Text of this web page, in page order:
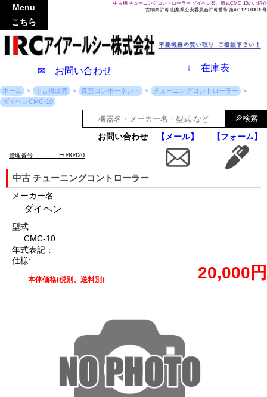
中古機 チューニングコントローラー ダイヘン製、型式CMC-10のご紹介
古物商許可 山梨県公安委員会許可番号 第471121800039号
✉ お問い合わせ ↓ 在庫表
Menu
こちら
ホーム 中古機販売 真空コンポーネント
チューニングコントローラー
ダイヘンCMC-10
お問い合わせ 【メール】 【フォーム】
管理番号 E040420
中古 チューニングコントローラー
メーカー名
ダイヘン
型式
CMC-10
年式表記：
仕様:
本体価格(税別、送料別) 20,000円